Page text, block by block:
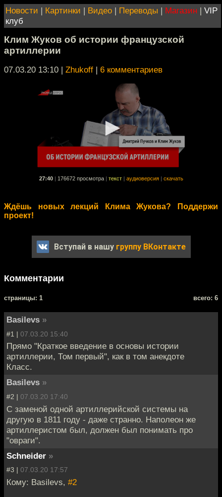
Новости | Картинки | Видео | Переводы | Магазин | VIP
клуб
Клим Жуков об истории французской
артиллерии
07.03.20 13:10 | Zhukoff | 6 комментариев
27:40 176672 просмотра текст аудиоверсия скачать
Ждёшь новых лекций Клима Жукова? Поддержи
проект!
Вступай в нашу группу ВКонтакте
Комментарии
cтраницы: 1 всего: 6
Basilevs »
#1 | 07.03.20 15:40
Прямо "Краткое введение в основы истории
артиллерии, Том первый", как в том анекдоте
Класс.
Basilevs »
#2 | 07.03.20 17:40
С заменой одной артиллерийской системы на
другую в 1811 году - даже странно. Наполеон же
артиллеристом был, должен был понимать про
"овраги".
Schneider »
#3 | 07.03.20 17:57
Кому: Basilevs, #2